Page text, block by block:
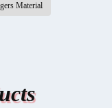
Material